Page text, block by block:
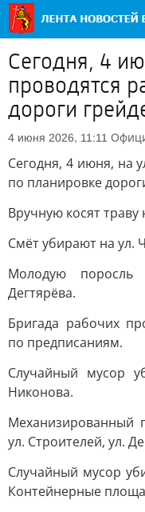
Сегодня, 4
проводятся
дороги
4 июня 2026, 11:11
Сегодня, 4 июня, на
по планировке
Вручную косят траву
Смёт убирают на ул.
Молодую поросль
Дегтярёва.
Бригада рабочих
по предписаниям.
Случайный мусор
Никонова.
Механизированный
ул. Строителей, ул.
Случайный мусор
Контейнерные